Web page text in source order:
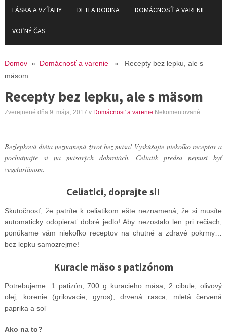
LÁSKA A VZŤAHY DETI A RODINA DOMÁCNOSŤ A VARENIE
VOĽNÝ ČAS
Domov» Domácnosť a varenie» Recepty bez lepku, ale s
mäsom
Recepty bez lepku, ale s mäsom
Zverejnené dňa 9. mája, 2017 v Domácnosť a varenie Nekomentované
Bezlepková diéta neznamená život bez mäsa! Vyskúšajte niekoľko receptov a
pochutnajte si na mäsových dobrotách. Celiatik predsa nemusí byť
vegetariánom.
Celiatici, doprajte si!
Skutočnosť, že patríte k celiatikom ešte neznamená, že si musíte
automaticky odopierať dobré jedlo! Aby nezostalo len pri rečiach,
ponúkame vám niekoľko receptov na chutné a zdravé pokrmy…
bez lepku samozrejme!
Kuracie mäso s patizónom
Potrebujeme: 1 patizón, 700 g kuracieho mäsa, 2 cibule, olivový
olej, korenie (grilovacie, gyros), drvená rasca, mletá červená
paprika a soľ
Ako na to?